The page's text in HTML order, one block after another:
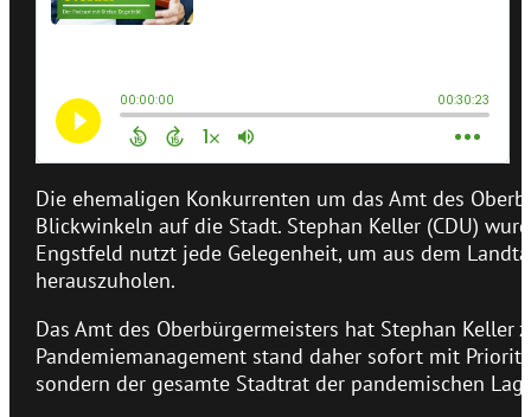
Die ehemaligen Konkurrenten um das Amt des
Blickwinkeln auf die Stadt. Stephan Keller (CDU)
Engstfeld nutzt jede Gelegenheit, um aus dem
herauszuholen.
Das Amt des Oberbürgermeisters hat Stephan Keller
Pandemiemanagement stand daher sofort mit
sondern der gesamte Stadtrat der pandemischen